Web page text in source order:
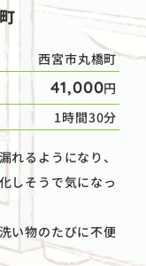
西宮市丸橋町
41,000円
1時間30分
れるようになり、
しそうで気になっ
い物のたびに不便